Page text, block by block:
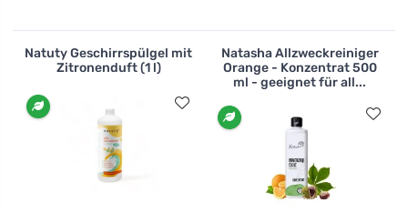
Natuty Geschirrspülgel mit
Zitronenduft (1 l)
Natasha Allzweckreiniger
Orange - Konzentrat 500
ml - geeignet für all...